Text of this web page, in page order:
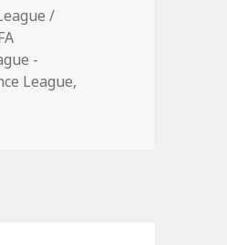
/
-
League,